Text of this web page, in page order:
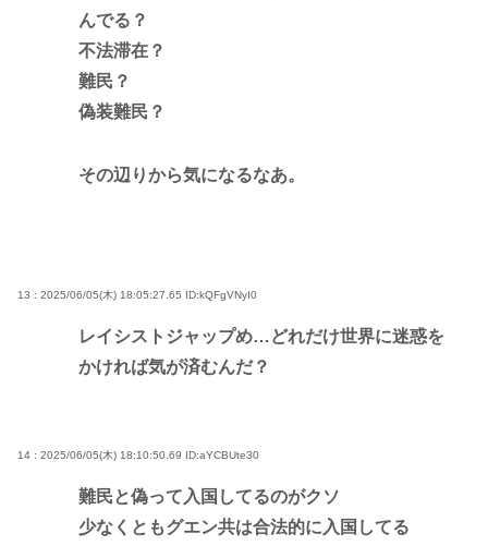
んでる？
不法滞在？
難民？
偽装難民？
その辺りから気になるなあ。
13 : 2025/06/05(木) 18:05:27.65 ID:kQFgVNyI0
レイシストジャップめ…どれだけ世界に迷惑を
かければ気が済むんだ？
14 : 2025/06/05(木) 18:10:50.69 ID:aYCBUte30
難民と偽って入国してるのがクソ
少なくともグエン共は合法的に入国してる